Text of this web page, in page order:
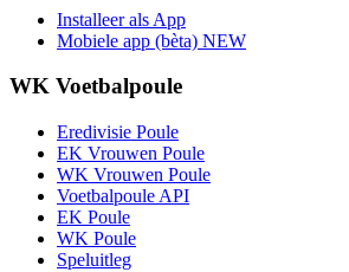
Installeer als App
Mobiele app (bèta) NEW
WK Voetbalpoule
Eredivisie Poule
EK Vrouwen Poule
WK Vrouwen Poule
Voetbalpoule API
EK Poule
WK Poule
Speluitleg